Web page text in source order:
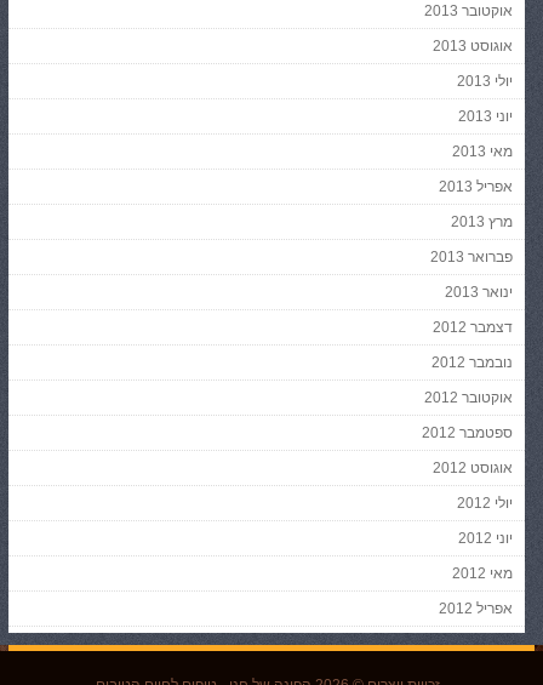
אוקטובר 2013
אוגוסט 2013
יולי 2013
יוני 2013
מאי 2013
אפריל 2013
מרץ 2013
פברואר 2013
ינואר 2013
דצמבר 2012
נובמבר 2012
אוקטובר 2012
ספטמבר 2012
אוגוסט 2012
יולי 2012
יוני 2012
מאי 2012
אפריל 2012